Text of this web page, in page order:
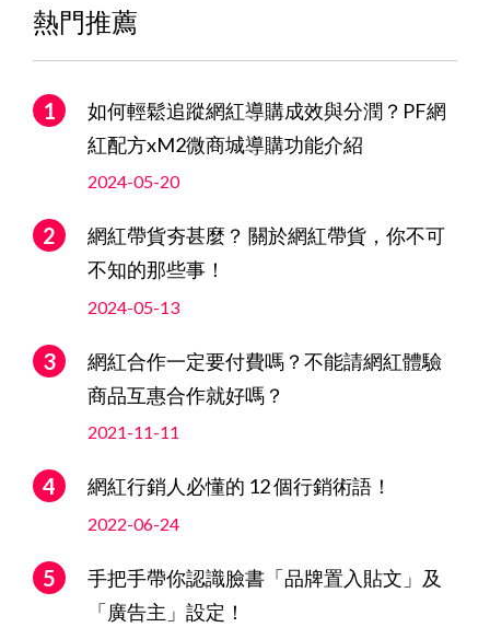
熱門推薦
如何輕鬆追蹤網紅導購成效與分潤？PF網
紅配方xM2微商城導購功能介紹
2024-05-20
網紅帶貨夯甚麼？ 關於網紅帶貨，你不可
不知的那些事！
2024-05-13
網紅合作一定要付費嗎？不能請網紅體驗
商品互惠合作就好嗎？
2021-11-11
網紅行銷人必懂的 12 個行銷術語！
2022-06-24
手把手帶你認識臉書「品牌置入貼文」及
「廣告主」設定！